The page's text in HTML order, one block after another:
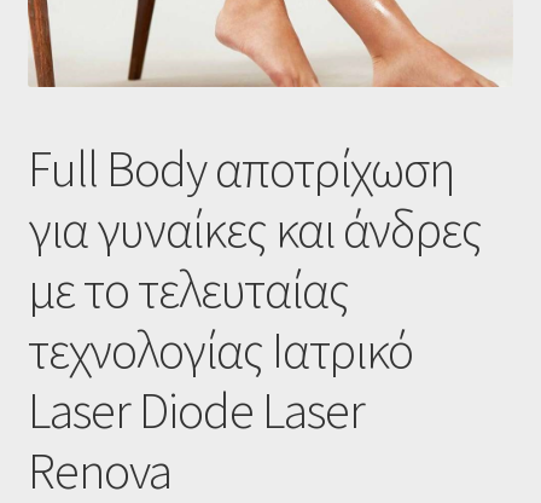
Κατάστημα
Ο λογαριασμός μου
Ταμείο
Full Body αποτρίχωση
για γυναίκες και άνδρες
με το τελευταίας
τεχνολογίας Ιατρικό
Laser Diode Laser
Renova